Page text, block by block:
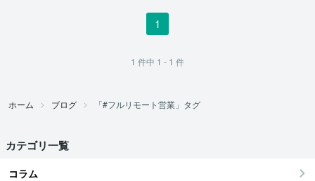
1
1 件中 1 - 1 件
ホーム ブログ 「#フルリモート営業」タグ
カテゴリ一覧
コラム